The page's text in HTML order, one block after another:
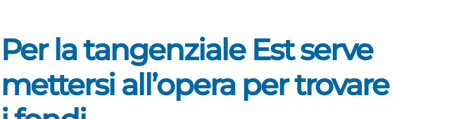
Per la tangenziale Est serve
mettersi all’opera per trovare